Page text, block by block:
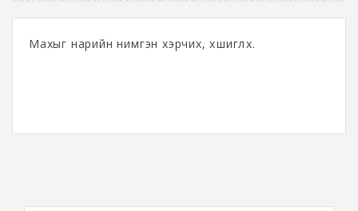
Махыг нарийн нимгэн хэрчих, хөшиглөх.